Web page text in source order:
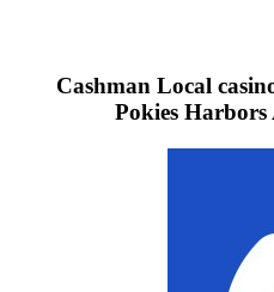
Cashman Local
Pokies